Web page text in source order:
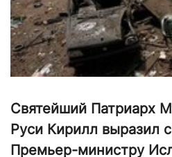
Святейший Патриарх
Руси Кирилл выразил
Премьер-министру